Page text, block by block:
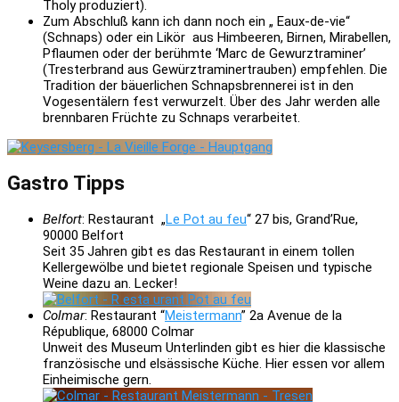
Tholy produziert).
Zum Abschluß kann ich dann noch ein „ Eaux-de-vie“
(Schnaps) oder ein Likör aus Himbeeren, Birnen, Mirabellen,
Pflaumen oder der berühmte ‘Marc de Gewurztraminer’
(Tresterbrand aus Gewürztraminertrauben) empfehlen. Die
Tradition der bäuerlichen Schnapsbrennerei ist in den
Vogesentälern fest verwurzelt. Über des Jahr werden alle
brennbaren Früchte zu Schnaps verarbeitet.
Gastro Tipps
Belfort: Restaurant „Le Pot au feu“ 27 bis, Grand’Rue,
90000 Belfort
Seit 35 Jahren gibt es das Restaurant in einem tollen
Kellergewölbe und bietet regionale Speisen und typische
Weine dazu an. Lecker!
Colmar: Restaurant “Meistermann” 2a Avenue de la
République, 68000 Colmar
Unweit des Museum Unterlinden gibt es hier die klassische
französische und elsässische Küche. Hier essen vor allem
Einheimische gern.